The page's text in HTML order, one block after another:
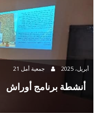
21 أبريل، 2025 جمعية أمل
أنشطة برنامج أوراش